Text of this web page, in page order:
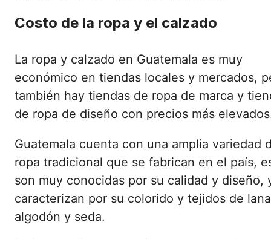
Costo de la ropa y el calzado
La ropa y calzado en Guatemala es muy
económico en tiendas locales y mercados,
también hay tiendas de ropa de marca y
de ropa de diseño con precios más
Guatemala cuenta con una amplia variedad
ropa tradicional que se fabrican en el país,
son muy conocidas por su calidad y diseño,
caracterizan por su colorido y tejidos de
algodón y seda.